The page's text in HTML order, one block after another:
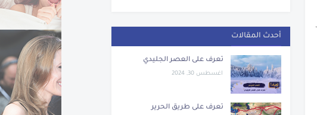
أحدث المقالات
تعرف على العصر الجليدي
اغسطس 30, 2024
تعرف على طريق الحرير